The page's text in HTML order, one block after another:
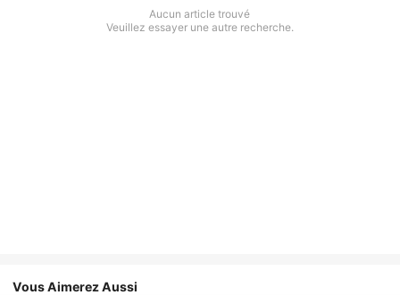
Aucun article trouvé
Veuillez essayer une autre recherche.
Vous Aimerez Aussi